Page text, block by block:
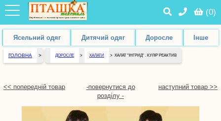
(0)
Ясельний одяг Дитячий одяг Доросле Інше
ГОЛОВНА > ДОРОСЛЕ > ХАЛАТИ > ХАЛАТ "ІНГРИД" . КУЛІР РЕАКТИВ
<< попередній товар
-повернутися до
розділу -
наступний товар >>